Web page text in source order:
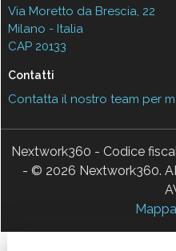
Via Moretto da Brescia, 22
Milano - Italia
CAP 20133
Contatti
Contatta il nostro team per
Nextwork360 - Codice
- © 2026 Nextwork360.